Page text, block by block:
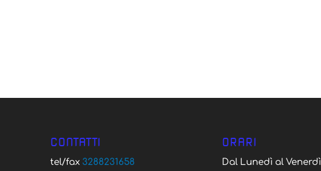
CONTATTI
tel/fax 3288231658
ORARI
Dal Lunedì al Venerdì